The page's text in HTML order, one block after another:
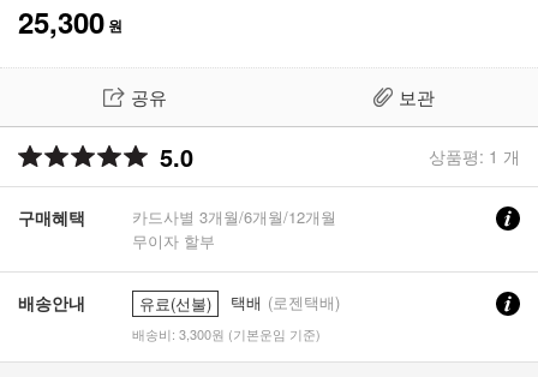
25,300 원
공유 보관
5.0 상품평: 1 개
구매혜택
카드사별 3개월/6개월/12개월
무이자 할부
배송안내 유료(선불) 택배 (로젠택배)
배송비: 3,300원 (기본운임 기준)